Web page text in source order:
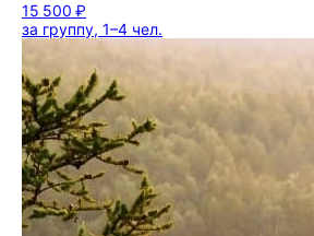
15 500 ₽
за группу, 1–4 чел.